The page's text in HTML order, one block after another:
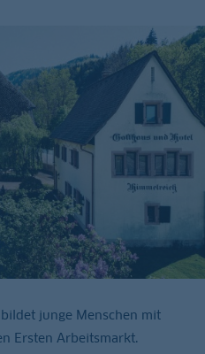
junge Menschen mit
Ersten Arbeitsmarkt.